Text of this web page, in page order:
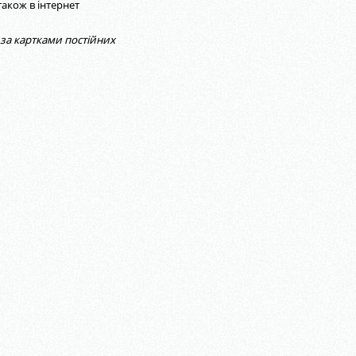
в інтернет
картками постійних